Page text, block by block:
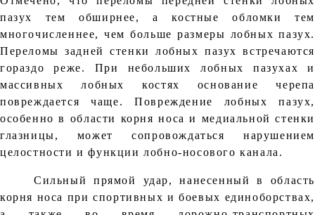
пазух тем обширнее, а костные обломки тем
многочисленнее, чем больше размеры лобных пазух.
Переломы задней стенки лобных пазух встречаются
гораздо реже. При небольших лобных пазухах и
массивных лобных костях основание черепа
повреждается чаще. Повреждение лобных пазух,
особенно в области корня носа и медиальной стенки
глазницы, может сопровождаться нарушением
целостности и функции лобно-носового канала.
Сильный прямой удар, нанесенный в область
корня носа при спортивных и боевых единоборствах,